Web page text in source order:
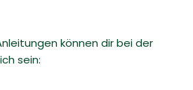
können dir bei der
sein: